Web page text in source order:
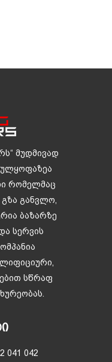
მუდმივად
რომელმაც
განვლო,
ბაზარზე
სერვის
სწრაფ
041 042